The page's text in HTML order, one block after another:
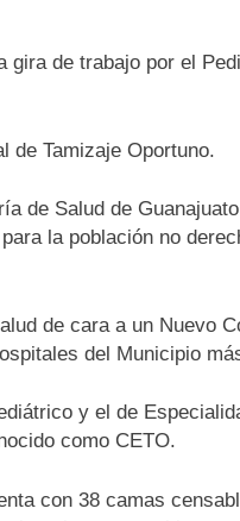
de trabajo por el
de Tamizaje Oportuno.
de Salud de
la población no
de cara a un Nuevo
del Municipio
y el de
como CETO.
con 38 camas